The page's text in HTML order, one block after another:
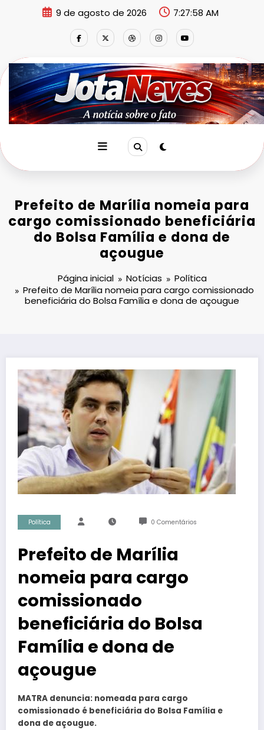
9 de agosto de 2026 7:27:58 AM
Prefeito de Marília nomeia para
cargo comissionado beneficiária
do Bolsa Família e dona de
açougue
Página inicial Notícias
Política
Prefeito de Marília nomeia para cargo comissionado
beneficiária do Bolsa Família e dona de açougue
Política 0 Comentários
Prefeito de Marília
nomeia para cargo
comissionado
beneficiária do Bolsa
Família e dona de
açougue
MATRA denuncia: nomeada para cargo
comissionado é beneficiária do Bolsa Família e
dona de açougue.